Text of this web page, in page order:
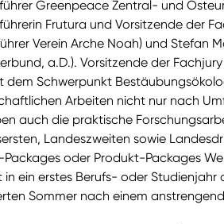
Greenpeace Zentral- und
Frutura und Vorsitzende der
Verein Arche Noah) und Stefan
a.D.). Vorsitzende der
dem Schwerpunkt
Arbeiten nicht nur nach
auch die praktische
Landeszweiten sowie
oder Produkt-Packages
ein erstes Berufs- oder Studienjahr
Sommer nach einem